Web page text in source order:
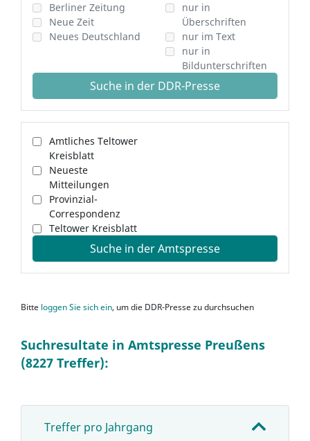
Berliner Zeitung
Neue Zeit
Neues Deutschland
nur in
Überschriften
nur im Text
nur in
Bildunterschriften
Suche in der DDR-Presse
Amtliches Teltower
Kreisblatt
Neueste
Mitteilungen
Provinzial-
Correspondenz
Teltower Kreisblatt
Suche in der Amtspresse
Bitte loggen Sie sich ein, um die DDR-Presse zu durchsuchen
Suchresultate in Amtspresse Preußens
(8227 Treffer):
Treffer pro Jahrgang